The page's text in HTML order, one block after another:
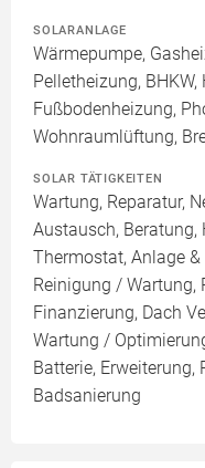
SOLARANLAGE
Wärmepumpe,
Pelletheizung,
Fußbodenheizung,
Wohnraumlüftung,
SOLAR TÄTIGKEITEN
Wartung, Reparatur,
Austausch, Beratung,
Thermostat, Anlage
Reinigung / Wartung,
Finanzierung, Dach
Wartung /
Batterie, Erweiterung,
Badsanierung